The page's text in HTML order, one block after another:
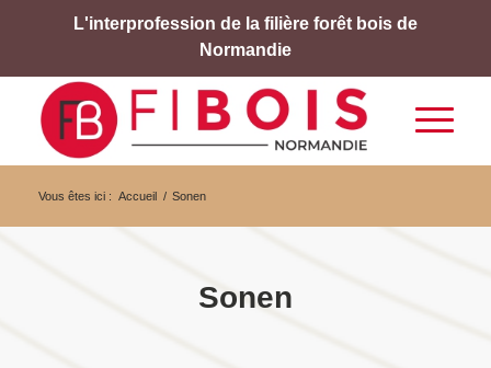
L'interprofession de la filière forêt bois de
Normandie
Vous êtes ici : Accueil / Sonen
Sonen